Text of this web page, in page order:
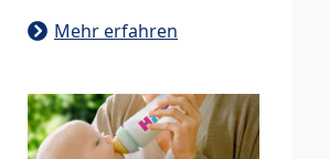
Mehr erfahren